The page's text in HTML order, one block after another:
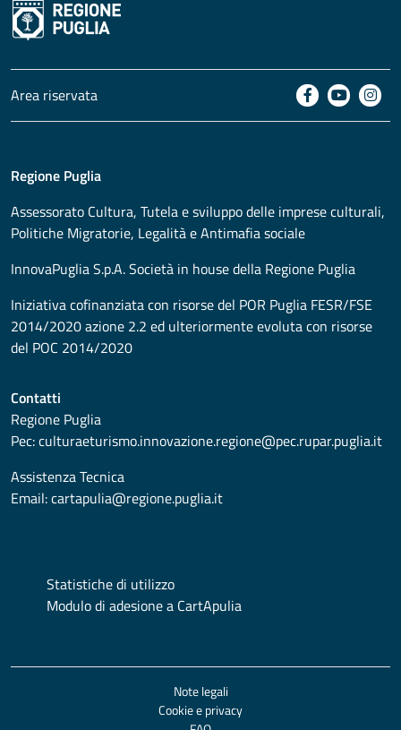
Area riservata
Regione Puglia
Assessorato Cultura, Tutela e sviluppo delle imprese culturali,
Politiche Migratorie, Legalità e Antimafia sociale
InnovaPuglia S.p.A. Società in house della Regione Puglia
Iniziativa cofinanziata con risorse del POR Puglia FESR/FSE
2014/2020 azione 2.2 ed ulteriormente evoluta con risorse
del POC 2014/2020
Contatti
Regione Puglia
Pec:culturaeturismo.innovazione.regione@pec.rupar.puglia.it
Assistenza Tecnica
Email:cartapulia@regione.puglia.it
Statistiche di utilizzo
Modulo di adesione a CartApulia
Note legali
Cookie e privacy